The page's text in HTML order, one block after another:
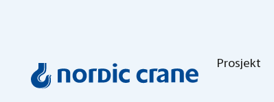
Prosjekt